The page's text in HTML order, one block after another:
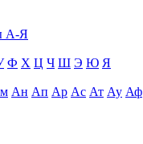
А-Я
Ф Х Ц Ч Ш Э Ю Я
Ан Ап Ар Ас Ат Ау Аф